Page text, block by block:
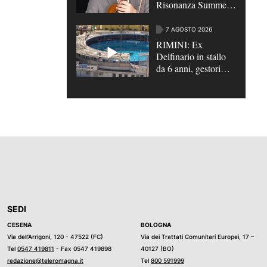
Risonanza Summer
7 AGOSTO 2026
RIMINI: Ex
Delfinario in stallo
da 6 anni, gestori
SEDI
CESENA
Via dell’Arrigoni, 120 - 47522 (FC)
Tel 0547 419811 - Fax 0547 419898
redazione@teleromagna.it
BOLOGNA
Via dei Trattati Comunitari Europei, 17 –
40127 (BO)
Tel 800 591999